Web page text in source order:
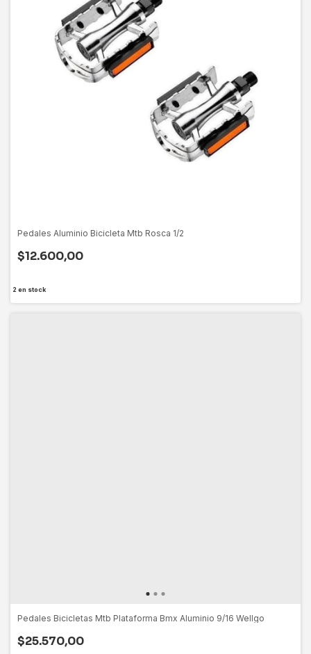
Pedales Aluminio Bicicleta Mtb Rosca 1/2
$12.600,00
2 en stock
Pedales Bicicletas Mtb Plataforma Bmx Aluminio 9/16 Wellgo
$25.570,00